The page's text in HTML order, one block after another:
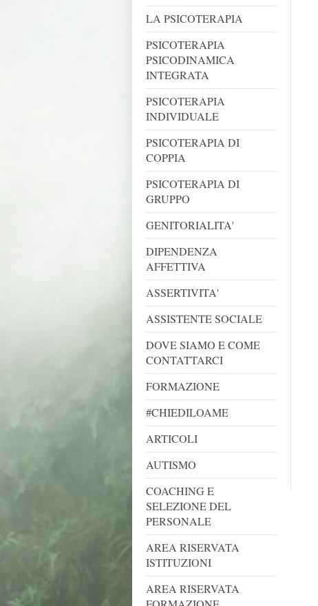
LA PSICOTERAPIA
PSICOTERAPIA
PSICODINAMICA
INTEGRATA
PSICOTERAPIA
INDIVIDUALE
PSICOTERAPIA DI
COPPIA
PSICOTERAPIA DI
GRUPPO
GENITORIALITA'
DIPENDENZA
AFFETTIVA
ASSERTIVITA'
ASSISTENTE SOCIALE
DOVE SIAMO E COME
CONTATTARCI
FORMAZIONE
#CHIEDILOAME
ARTICOLI
AUTISMO
COACHING E
SELEZIONE DEL
PERSONALE
AREA RISERVATA
ISTITUZIONI
AREA RISERVATA